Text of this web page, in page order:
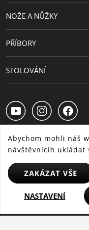
NOŽE A NŮŽKY
PŘÍBORY
STOLOVÁNÍ
© 2025 WMF -
Abychom mohli náš
návštěvnícíh ukládat
ZAKÁZAT VŠE
NASTAVENÍ